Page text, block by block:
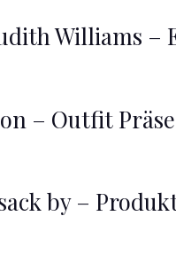
Williams –
– Outfit
by –